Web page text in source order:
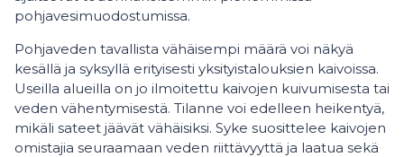
pohjavesimuodostumissa.
Pohjaveden tavallista vähäisempi määrä voi näkyä
kesällä ja syksyllä erityisesti yksityistalouksien kaivoissa.
Useilla alueilla on jo ilmoitettu kaivojen kuivumisesta tai
veden vähentymisestä. Tilanne voi edelleen heikentyä,
mikäli sateet jäävät vähäisiksi. Syke suosittelee kaivojen
omistajia seuraamaan veden riittävyyttä ja laatua sekä